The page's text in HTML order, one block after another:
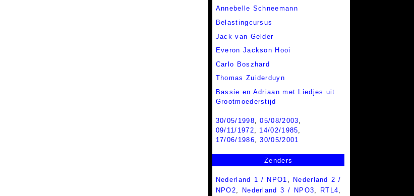
Annebelle Schneemann
Belastingcursus
Jack van Gelder
Everon Jackson Hooi
Carlo Boszhard
Thomas Zuiderduyn
Bassie en Adriaan met Liedjes uit
Grootmoederstijd
30/05/1998,05/08/2003,
09/11/1972, 14/02/1985,
17/06/1986,30/05/2001
Zenders
Nederland 1 / NPO1
Nederland 2 /
NPO2
Nederland 3 / NPO3 RTL4